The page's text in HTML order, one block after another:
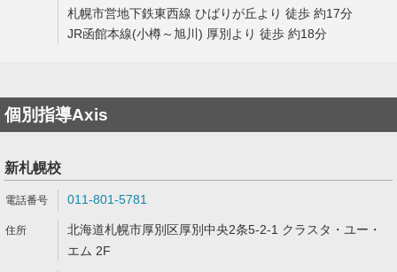
札幌市営地下鉄東西線 ひばりが丘より 徒歩 約17分
JR函館本線(小樽～旭川) 厚別より 徒歩 約18分
個別指導Axis
新札幌校
011-801-5781
北海道札幌市厚別区厚別中央2条5-2-1 クラスタ・ユー・
エム 2F